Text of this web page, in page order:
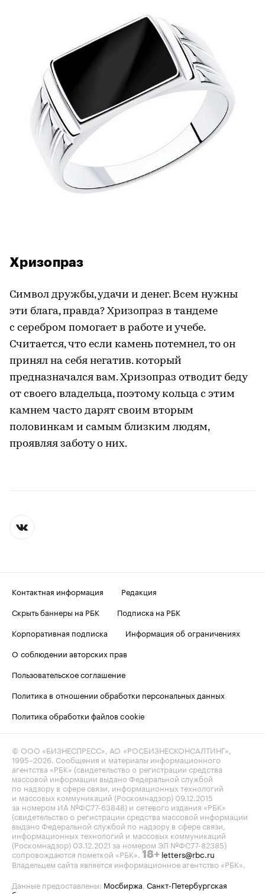
Хризопраз
Символ дружбы, удачи и денег. Всем нужны
эти блага, правда? Хризопраз в тандеме
с серебром помогает в работе и учебе.
Считается, что если камень потемнел, то он
принял на себя негатив. который
предназначался вам. Хризопраз отводит беду
от своего владельца, поэтому кольца с этим
камнем часто дарят своим вторым
половинкам и самым близким людям,
проявляя заботу о них.
Контактная информация
Редакция
Скрыть баннеры на РБК
Подписка на РБК
Корпоративная подписка
Информация об ограничениях
О соблюдении авторских прав
Пользовательское соглашение
Политика в отношении обработки персональных данных
Политика обработки файлов cookie
© ООО «БИЗНЕСПРЕСС», АО «РОСБИЗНЕСКОНСАЛТИНГ»,
1995–2026. Сообщения и материалы информационного
агентства «РБК» (свидетельство о регистрации средства
массовой информации выдано Федеральной службой
по надзору в сфере связи, информационных технологий
и массовых коммуникаций (Роскомнадзор) 09.12.2015
за номером ИА №ФС77-63848) и сетевого издания «РБК»
(свидетельство о регистрации средства массовой информации
выдано Федеральной службой по надзору в сфере связи,
информационных технологий и массовых коммуникаций
(Роскомнадзор) 03.12.2021 за номером ЭЛ №ФС77-82385)
сопровождаются пометкой «РБК». 18+ letters@rbc.ru
Владельцем сайта является информационное агентство «РБК».
Данные предоставлены: Мосбиржа, Санкт-Петербургская